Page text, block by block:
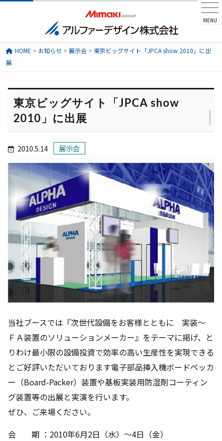
MENU
HOME > お知らせ> 展示会> 東京ビッグサイト「JPCA show 2010」に出
展
東京ビッグサイト「JPCA show
2010」に出展
2010.5.14 展示会
当社ブースでは『次世代設備をお客様とともに 実装～
ＦＡ装置のソリューションメーカー』をテーマに掲げ、と
りわけ最小限の設備投資で効率の高い生産性を実現できる
とご好評いただいております電子部品挿入機ボードペッカ
ー（Board-Packer）装置や基板実装用防湿剤コーティン
グ装置等の出展と実演を行います。
ぜひ、ご来場ください。
会 期 ：2010年6月2日（水）～4日（金）